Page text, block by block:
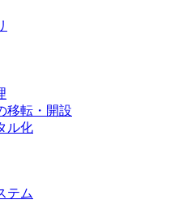
移転・開設
ル化
テム